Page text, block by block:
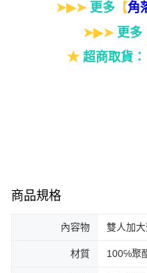
➤▶➤ 更多 【角
➤▶➤ 更多
★ 超商取貨：
商品規格
內容物 雙人加
材質 100℅聚